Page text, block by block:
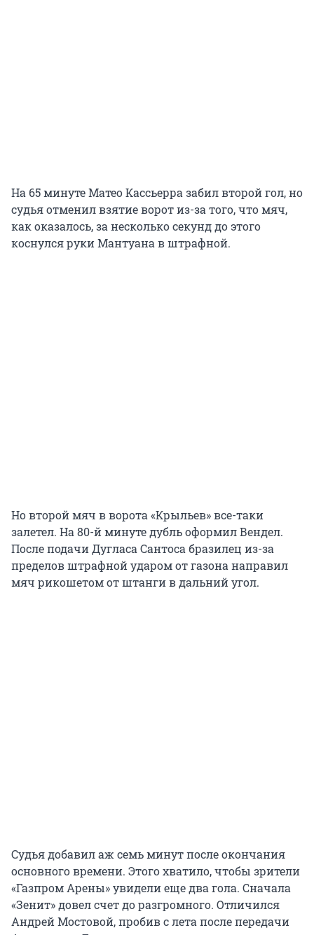
На 65 минуте Матео Кассьерра забил второй гол, но
судья отменил взятие ворот из-за того, что мяч,
как оказалось, за несколько секунд до этого
коснулся руки Мантуана в штрафной.
Но второй мяч в ворота «Крыльев» все-таки
залетел. На 80-й минуте дубль оформил Вендел.
После подачи Дугласа Сантоса бразилец из-за
пределов штрафной ударом от газона направил
мяч рикошетом от штанги в дальний угол.
Судья добавил аж семь минут после окончания
основного времени. Этого хватило, чтобы зрители
«Газпром Арены» увидели еще два гола. Сначала
«Зенит» довел счет до разгромного. Отличился
Андрей Мостовой, пробив с лета после передачи